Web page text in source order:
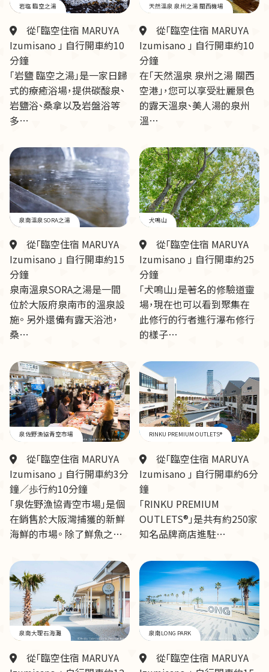
岩塩 臨空之湯
從「臨空住宿 MARUYA
Izumisano 」 自行開車約10
分鐘
「岩鹽 臨空之湯」是一家日歸
式的療癒浴場，提供碳酸泉、
岩鹽浴、桑拿以及岩盤浴等
多…
天然溫泉 泉州之湯 關西機場
從「臨空住宿 MARUYA
Izumisano 」 自行開車約10
分鐘
在「天然溫泉 泉州之湯 關西
空港」，您可以享受壯麗景色
的露天溫泉、美人湯的泉州
溫…
泉南溫泉SORA之湯
從「臨空住宿 MARUYA
Izumisano 」 自行開車約15
分鐘
泉南溫泉SORA之湯是一間
位於大阪府泉南市的溫泉設
施。 另外還備有露天浴池，
桑…
犬鳴山
從「臨空住宿 MARUYA
Izumisano 」 自行開車約25
分鐘
「犬鳴山」是著名的修驗道靈
場，現在也可以看到聚集在
此修行的行者進行瀑布修行
的樣子…
泉佐野漁協青空市場
從「臨空住宿 MARUYA
Izumisano 」 自行開車約3分
鐘／歩行約10分鐘
「泉佐野漁協青空市場」是個
在銷售於大阪灣捕獲的新鮮
海鮮的市場。 除了鮮魚之…
RINKU PREMIUM OUTLETS®
從「臨空住宿 MARUYA
Izumisano 」 自行開車約6分
鐘
「RINKU PREMIUM
OUTLETS®」是共有約250家
知名品牌商店進駐…
泉南大理石海灘
從「臨空住宿 MARUYA
泉南LONG PARK
從「臨空住宿 MARUYA